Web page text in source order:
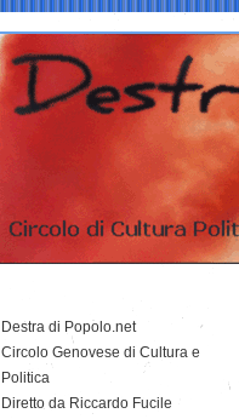
Destra di Popolo.net
Circolo Genovese di Cultura e
Politica
Diretto da Riccardo Fucile